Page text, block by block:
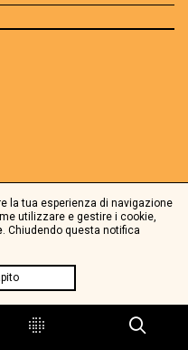
la tua esperienza di navigazione
utilizzare e gestire i cookie,
. Chiudendo questa notifica